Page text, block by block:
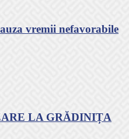
vremii nefavorabile
LA GRĂDINIȚA